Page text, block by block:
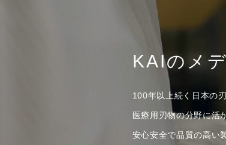
KAIのメ
100年以上続く日本の
医療用刃物の分野に活
安心安全で品質の高い